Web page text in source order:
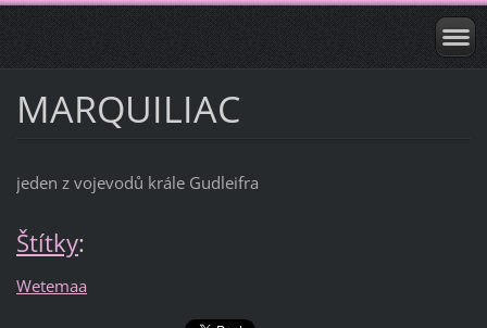
MARQUILIAC
jeden z vojevodů krále Gudleifra
Štítky:
Wetemaa